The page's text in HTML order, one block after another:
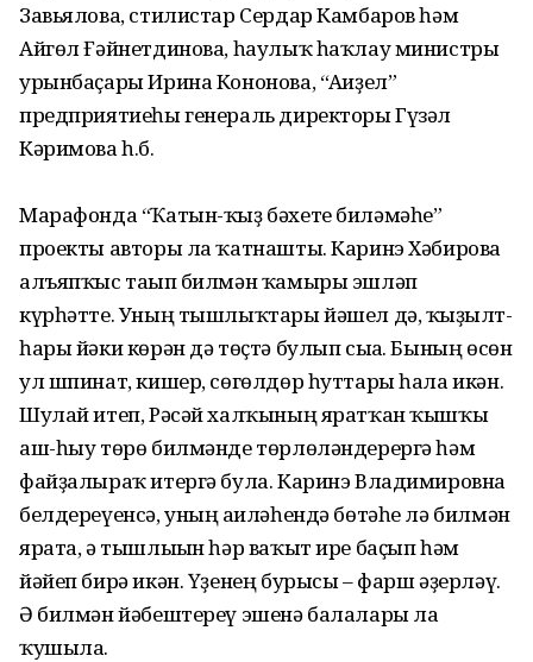
Завьялова, стилистар Сердар Камбаров һәм
Айгөл Ғәйнетдинова, һаулыҡ һаҡлау министры
урынбаҫары Ирина Кононова, “Ағиҙел”
предприятиеһы генераль директоры Гүзәл
Кәримова һ.б.
Марафонда “Ҡатын-ҡыҙ бәхете биләмәһе”
проекты авторы ла ҡатнашты. Каринэ Хәбирова
алъяпҡыс тағып билмән ҡамыры эшләп
күрһәтте. Уның тышлыҡтары йәшел дә, ҡыҙғылт-
һары йәки көрән дә төҫтә булып сыға. Бының өсөн
ул шпинат, кишер, сөгөлдөр һуттары һала икән.
Шулай итеп, Рәсәй халҡының яратҡан ҡышҡы
аш-һыу төрө билмәнде төрлөләндерергә һәм
файҙалыраҡ итергә була. Каринэ Владимировна
белдереүенсә, уның ғаиләһендә бөтәһе лә билмән
ярата, ә тышлығын һәр ваҡыт ире баҫып һәм
йәйеп бирә икән. Үҙенең бурысы – фарш әҙерләү.
Ә билмән йәбештереү эшенә балалары ла
ҡушыла.